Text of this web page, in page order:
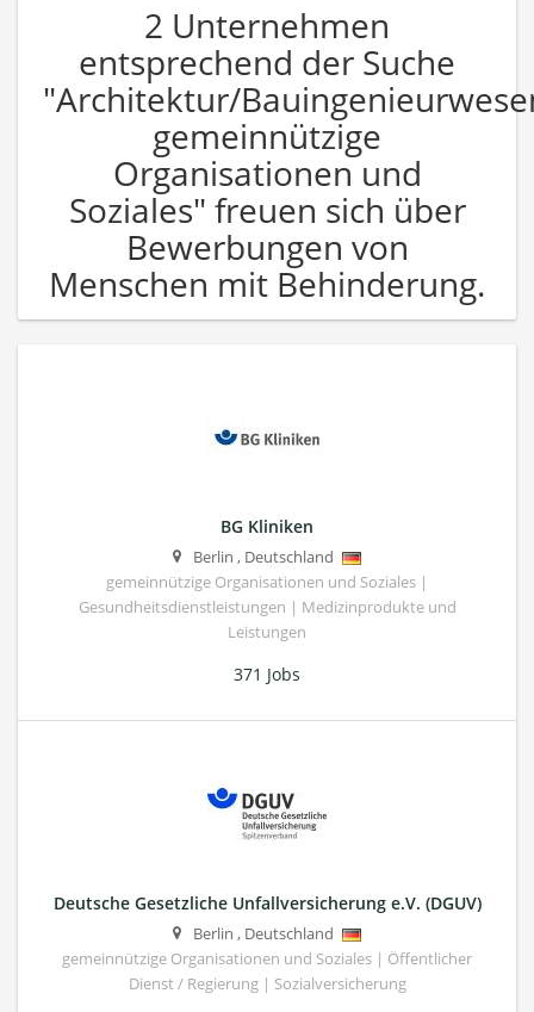
2 Unternehmen
entsprechend der Suche
"Architektur/
gemeinnützige
Organisationen und
Soziales" freuen sich über
Bewerbungen von
Menschen mit Behinderung.
BG Kliniken
Berlin , Deutschland
gemeinnützige Organisationen und Soziales |
Gesundheitsdienstleistungen | Medizinprodukte und
Leistungen
371 Jobs
Deutsche Gesetzliche Unfallversicherung e.V. (DGUV)
Berlin , Deutschland
gemeinnützige Organisationen und Soziales | Öffentlicher
Dienst / Regierung | Sozialversicherung